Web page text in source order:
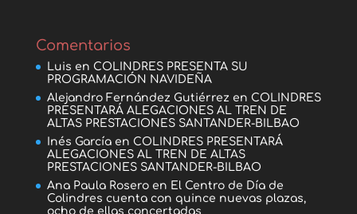
Comentarios
Luis en COLINDRES PRESENTA SU
PROGRAMACIÓN NAVIDEÑA
Alejandro Fernández Gutiérrez en COLINDRES
PRESENTARÁ ALEGACIONES AL TREN DE
ALTAS PRESTACIONES SANTANDER-BILBAO
Inés Garcíaen COLINDRES PRESENTARÁ
ALEGACIONES AL TREN DE ALTAS
PRESTACIONES SANTANDER-BILBAO
Ana Paula Roseroen El Centro de Día de
Colindres cuenta con quince nuevas plazas,
ocho de ellas concertadas